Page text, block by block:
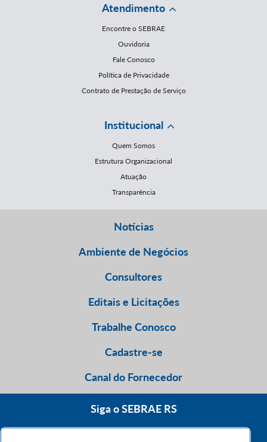
Atendimento
Encontre o SEBRAE
Ouvidoria
Fale Conosco
Política de Privacidade
Contrato de Prestação de Serviço
Institucional
Quem Somos
Estrutura Organizacional
Atuação
Transparência
Notícias
Ambiente de Negócios
Consultores
Editais e Licitações
Trabalhe Conosco
Cadastre-se
Canal do Fornecedor
Siga o SEBRAE RS